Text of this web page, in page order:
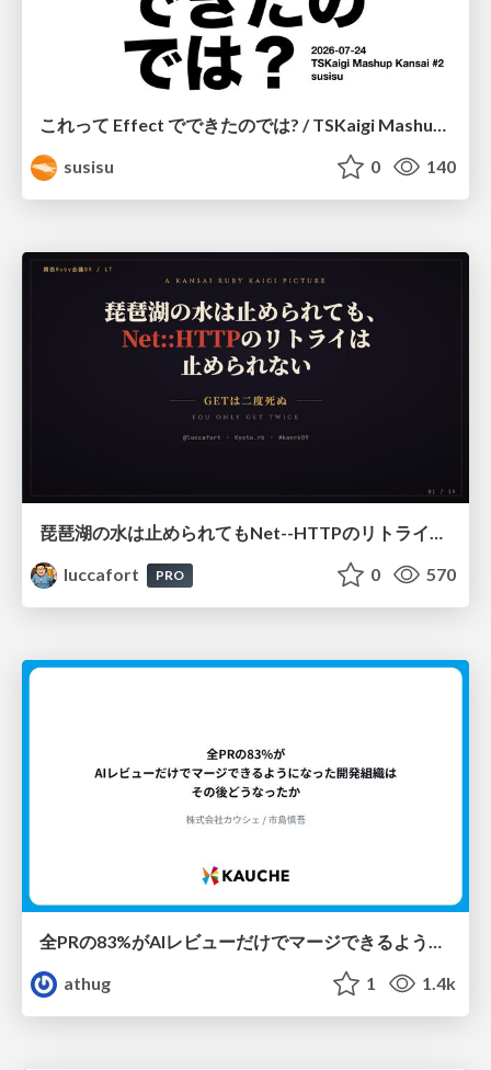
これって Effect でできたのでは? / TSKaigi Mashup Kansai #2
susisu
0 140
琵琶湖の水は止められてもNet--HTTPのリトライは止められない / You might be able to stop the water flow of Lake Biwa but you can't stop Net::HTTP retries
luccafort
PRO 0 570
athug
1 1.4k